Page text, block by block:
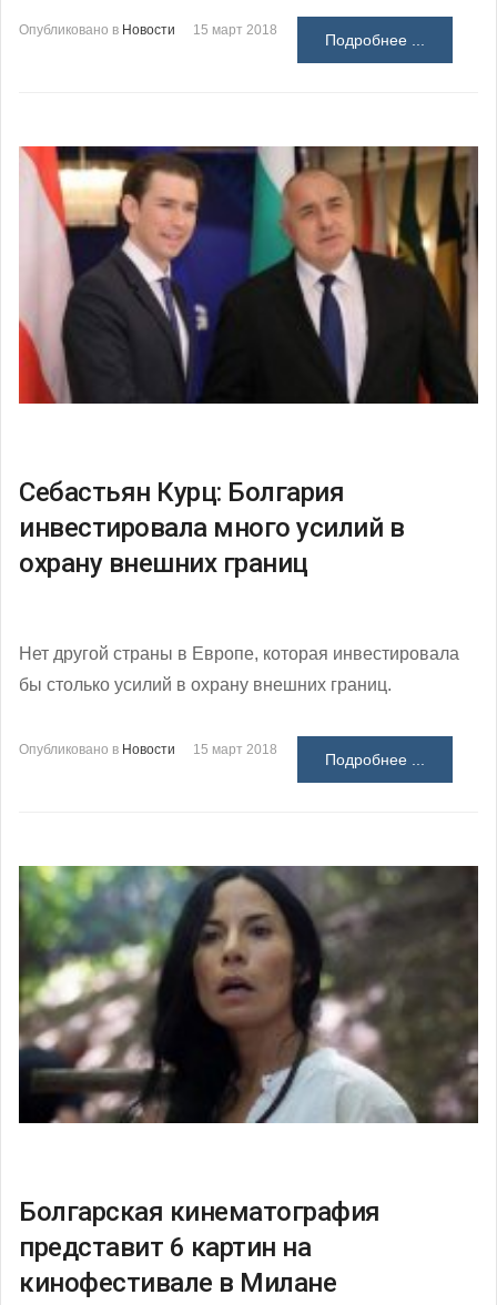
Опубликовано в Новости 15 март 2018
Подробнее ...
Себастьян Курц: Болгария
инвестировала много усилий в
охрану внешних границ
Нет другой страны в Европе, которая инвестировала
бы столько усилий в охрану внешних границ.
Опубликовано в Новости 15 март 2018
Подробнее ...
Болгарская кинематография
представит 6 картин на
кинофестивале в Милане